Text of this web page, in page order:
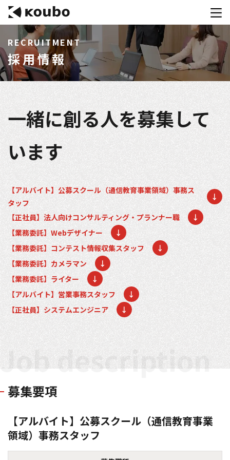
サービス
会社案内
実績紹介
採用情報
資料ダウンロード
お問合せ
コンテストを主催される方へ
公募運営SaaS 「Kouboプランナー」
コンテスト成功の法則
事例紹介
事務局アウトソーシング
マーケットデータ
コンテスト情報及びプレゼン
ト情報を「Koubo」に無料で
紹介させていただきます
無料掲載お申し込み
掲載内容のご確認はこちら
ログイン
RECRUITMENT
採用情報
一緒に創る人を募集して
います
【アルバイト】公募スクール（通信教育事業領域）事務ス
タッフ
↓
【正社員】法人向けコンサルティング・プランナー職
↓
【業務委託】Webデザイナー
↓
【業務委託】コンテスト情報収集スタッフ
↓
【業務委託】カメラマン
↓
【業務委託】ライター
↓
【アルバイト】営業事務スタッフ
↓
【正社員】システムエンジニア
↓
Job description
募集要項
【アルバイト】公募スクール（通信教育事業
領域）事務スタッフ